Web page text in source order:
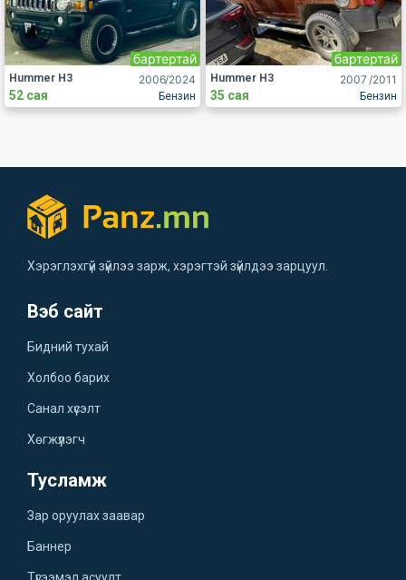
2006/2024
Бензин
бартертай
Hummer H3
52 сая
2007 /2011
Бензин
бартертай
Hummer H3
35 сая
Хэрэглэхгүй зүйлээ зарж, хэрэгтэй зүйлдээ зарцуул.
Вэб сайт
Бидний тухай
Холбоо барих
Санал хүсэлт
Хөгжүүлэгч
Тусламж
Зар оруулах заавар
Баннер